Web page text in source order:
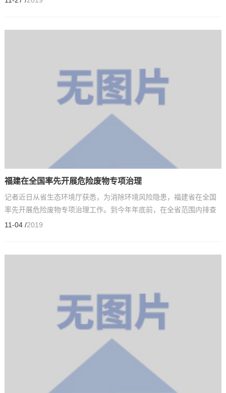
福建在全国率先开展危险废物专项治理
‍‍‍‍‍‍‍‍记者近日从省生态环境厅获悉，为消除环境风险隐患，福建省在全国
率先开展危险废物专项治理工作。到今年年底前，在全省范围内排查
化工园区、重点行业危险废物产生单位...
11-04 /2019